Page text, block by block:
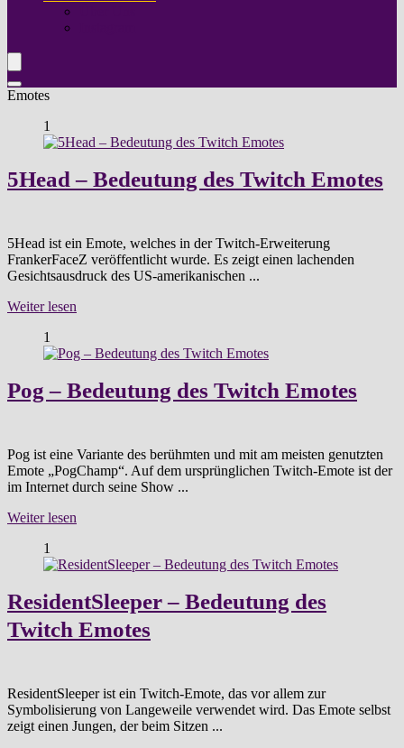
Emotes
1
5Head – Bedeutung des Twitch Emotes
5Head ist ein Emote, welches in der Twitch-Erweiterung
FrankerFaceZ veröffentlicht wurde. Es zeigt einen lachenden
Gesichtsausdruck des US-amerikanischen ...
Weiter lesen
1
Pog – Bedeutung des Twitch Emotes
Pog ist eine Variante des berühmten und mit am meisten genutzten
Emote „PogChamp“. Auf dem ursprünglichen Twitch-Emote ist der
im Internet durch seine Show ...
Weiter lesen
1
ResidentSleeper – Bedeutung des
Twitch Emotes
ResidentSleeper ist ein Twitch-Emote, das vor allem zur
Symbolisierung von Langeweile verwendet wird. Das Emote selbst
zeigt einen Jungen, der beim Sitzen ...